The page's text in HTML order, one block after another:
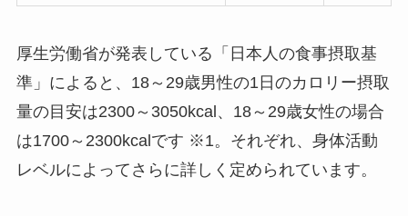
厚生労働省が発表している「日本人の食事摂取基
準」によると、18～29歳男性の1日のカロリー摂取
量の目安は2300～3050kcal、18～29歳女性の場合
は1700～2300kcalです ※1。それぞれ、身体活動
レベルによってさらに詳しく定められています。